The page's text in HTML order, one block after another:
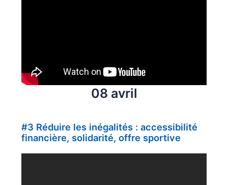
08 avril
#3 Réduire les inégalités : accessibilité
financière, solidarité, offre sportive